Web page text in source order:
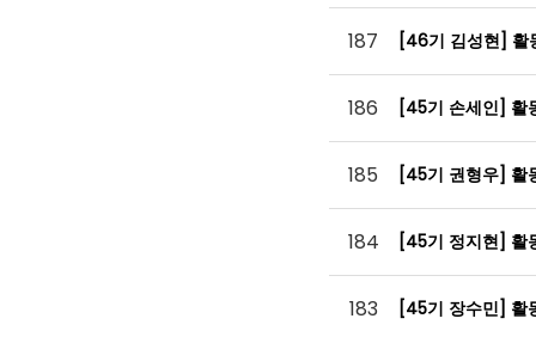
187 [46기 김성현] 활
186 [45기 손세인] 활
185 [45기 권형우] 활
184 [45기 정지현] 활
183 [45기 장수민] 활